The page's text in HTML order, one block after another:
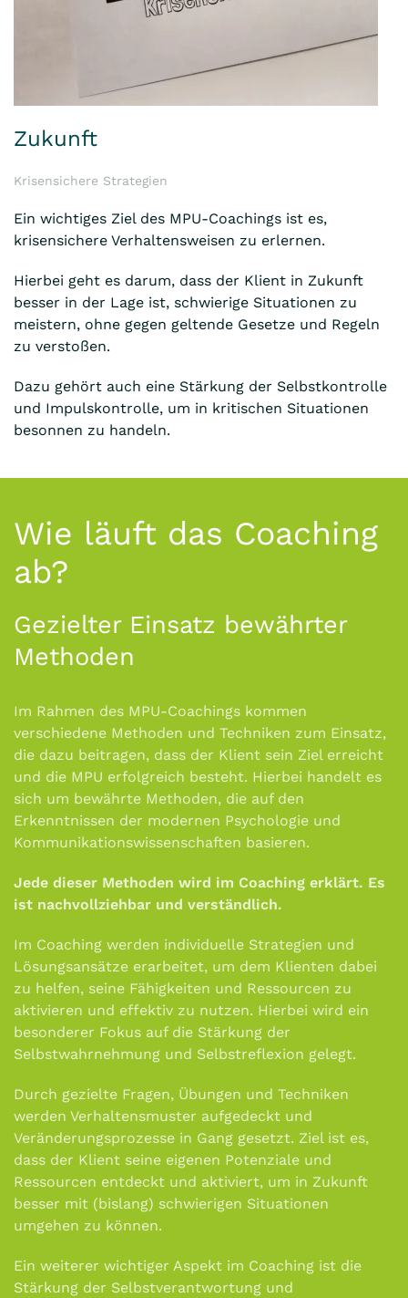
Zukunft
Krisensichere Strategien
Ein wichtiges Ziel des MPU-Coachings ist es,
krisensichere Verhaltensweisen zu erlernen.
Hierbei geht es darum, dass der Klient in Zukunft
besser in der Lage ist, schwierige Situationen zu
meistern, ohne gegen geltende Gesetze und Regeln
zu verstoßen.
Dazu gehört auch eine Stärkung der Selbstkontrolle
und Impulskontrolle, um in kritischen Situationen
besonnen zu handeln.
Wie läuft das Coaching
ab?
Gezielter Einsatz bewährter
Methoden
Im Rahmen des MPU-Coachings kommen
verschiedene Methoden und Techniken zum Einsatz,
die dazu beitragen, dass der Klient sein Ziel erreicht
und die MPU erfolgreich besteht. Hierbei handelt es
sich um bewährte Methoden, die auf den
Erkenntnissen der modernen Psychologie und
Kommunikationswissenschaften basieren.
Jede dieser Methoden wird im Coaching erklärt. Es
ist nachvollziehbar und verständlich.
Im Coaching werden individuelle Strategien und
Lösungsansätze erarbeitet, um dem Klienten dabei
zu helfen, seine Fähigkeiten und Ressourcen zu
aktivieren und effektiv zu nutzen. Hierbei wird ein
besonderer Fokus auf die Stärkung der
Selbstwahrnehmung und Selbstreflexion gelegt.
Durch gezielte Fragen, Übungen und Techniken
werden Verhaltensmuster aufgedeckt und
Veränderungsprozesse in Gang gesetzt. Ziel ist es,
dass der Klient seine eigenen Potenziale und
Ressourcen entdeckt und aktiviert, um in Zukunft
besser mit (bislang) schwierigen Situationen
umgehen zu können.
Ein weiterer wichtiger Aspekt im Coaching ist die
Stärkung der Selbstverantwortung und